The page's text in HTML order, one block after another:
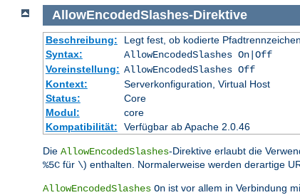
AllowEncodedSlashes-Direktive
Beschreibung:
Legt fest, ob kodierte
Syntax:
AllowEncodedSlashes On|Off
Voreinstellung: AllowEncodedSlashes Off
Kontext:
Serverkonfiguration, Virtual Host
Status:
Core
Modul:
core
Kompatibilität:
Verfügbar ab Apache 2.0.46
Die AllowEncodedSlashes-Direktive erlaubt die
%5C für \) enthalten. Normalerweise werden derartige
AllowEncodedSlashes On ist vor allem in Verbindung